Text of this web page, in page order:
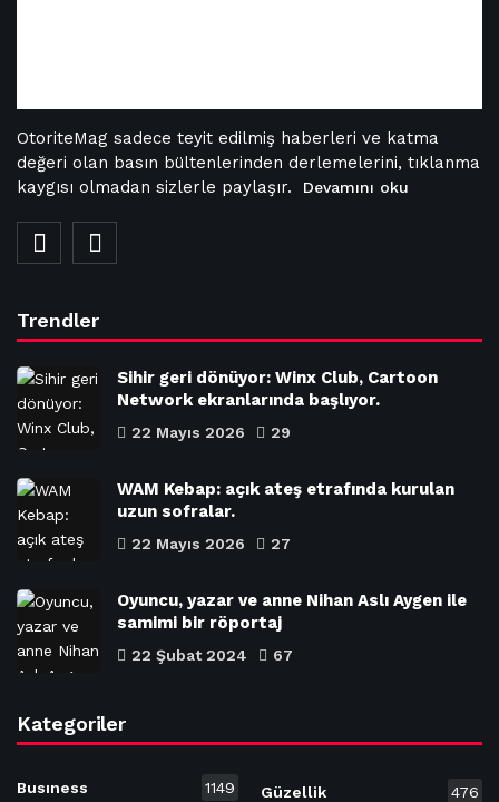
OtoriteMag sadece teyit edilmiş haberleri ve katma
değeri olan basın bültenlerinden derlemelerini, tıklanma
kaygısı olmadan sizlerle paylaşır.
Devamını oku
Trendler
Sihir geri dönüyor: Winx Club, Cartoon
Network ekranlarında başlıyor.
22 Mayıs 2026 29
WAM Kebap: açık ateş etrafında kurulan
uzun sofralar.
22 Mayıs 2026 27
Oyuncu, yazar ve anne Nihan Aslı Aygen ile
samimi bir röportaj
22 Şubat 2024 67
Kategoriler
Busıness 1149 Güzellik 476